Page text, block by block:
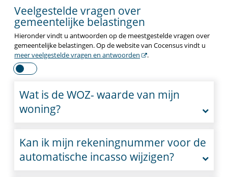
Veelgestelde vragen over
gemeentelijke belastingen
Hieronder vindt u antwoorden op de meestgestelde vragen over
gemeentelijke belastingen. Op de website van Cocensus vindt u
meer veelgestelde vragen en antwoorden
.
Wat is de WOZ- waarde van mijn
woning?
Kan ik mijn rekeningnummer voor de
automatische incasso wijzigen?